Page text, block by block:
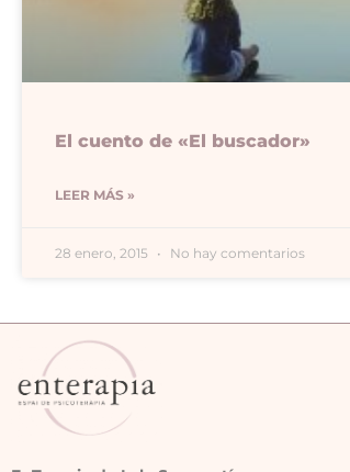
El cuento de «El buscador»
LEER MÁS »
28 enero, 2015 No hay comentarios